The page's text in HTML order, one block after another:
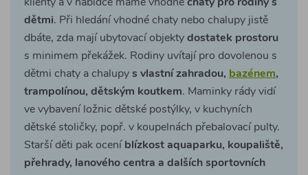
klienty a v nabídce máme vhodné chaty pro rodiny s
dětmi. Při hledání vhodné chaty nebo chalupy jistě
dbáte, zda mají ubytovací objekty dostatek prostoru
s minimem překážek. Rodiny uvítají pro dovolenou s
dětmi chaty a chalupy s vlastní zahradou, bazénem,
trampolínou, dětským koutkem. Maminky rády vidí
ve vybavení ložnic dětské postýlky, v kuchyních
dětské stoličky, popř. v koupelnách přebalovací pulty.
Starší děti pak ocení blízkost aquaparku, koupaliště,
přehrady, lanového centra a dalších sportovních